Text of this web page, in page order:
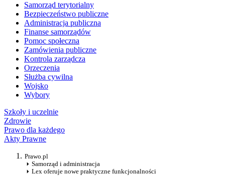
Samorząd terytorialny
Bezpieczeństwo publiczne
Administracja publiczna
Finanse samorządów
Pomoc społeczna
Zamówienia publiczne
Kontrola zarządcza
Orzeczenia
Służba cywilna
Wojsko
Wybory
Szkoły i uczelnie
Zdrowie
Prawo dla każdego
Akty Prawne
Prawo.pl
Samorząd i administracja
Lex oferuje nowe praktyczne funkcjonalności